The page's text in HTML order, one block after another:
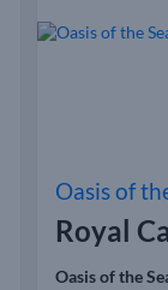
Oasis of
Royal
Oasis of the